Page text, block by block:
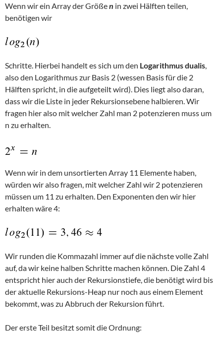
Wenn wir ein Array der Größen in zwei Hälften teilen,
benötigen wir
Schritte. Hierbei handelt es sich um den Logarithmus dualis,
also den Logarithmus zur Basis 2 (wessen Basis für die 2
Hälften spricht, in die aufgeteilt wird). Dies liegt also daran,
dass wir die Liste in jeder Rekursionsebene halbieren. Wir
fragen hier also mit welcher Zahl man 2 potenzieren muss um
n zu erhalten.
Wenn wir in dem unsortierten Array 11 Elemente haben,
würden wir also fragen, mit welcher Zahl wir 2 potenzieren
müssen um 11 zu erhalten. Den Exponenten den wir hier
erhalten wäre 4:
Wir runden die Kommazahl immer auf die nächste volle Zahl
auf, da wir keine halben Schritte machen können. Die Zahl 4
entspricht hier auch der Rekursionstiefe, die benötigt wird bis
der aktuelle Rekursions-Heap nur noch aus einem Element
bekommt, was zu Abbruch der Rekursion führt.
Der erste Teil besitzt somit die Ordnung: